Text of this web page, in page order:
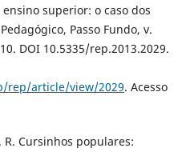
superior: o caso dos
Passo Fundo, v.
DOI 10.5335/rep.2013.2029.
rep/article/view/2029. Acesso
R. Cursinhos populares: